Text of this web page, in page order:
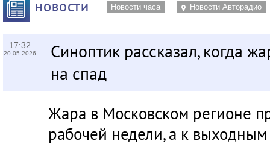
НОВОСТИ Новости часа Новости Авторадио
17:32
20.05.2026
Синоптик рассказал, когда
на спад
Жара в Московском регионе
рабочей недели, а к выходным